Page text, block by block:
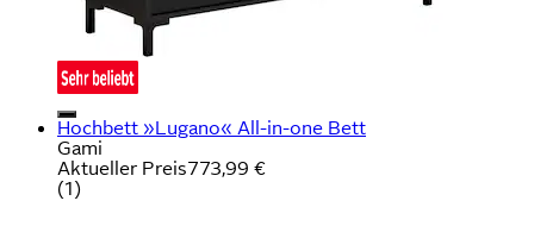
Hochbett »Lugano« All-in-one Bett
Gami
Aktueller Preis773,99 €
(1)